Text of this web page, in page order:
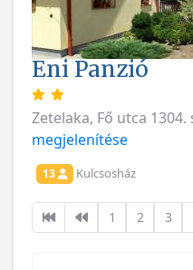
Eni Panzió
Zetelaka, Fő utca 1304.
megjelenítése
13 Kulcsosház
1 2 3